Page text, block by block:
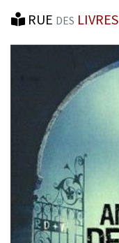
RUE DES LIVRES